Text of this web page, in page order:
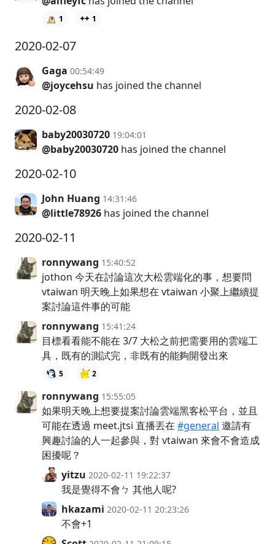
1 1
2020-02-07
Gaga 00:54:49
@joycehsu has joined the channel
2020-02-08
baby20030720 19:04:01
@baby20030720 has joined the channel
2020-02-10
John Huang 14:31:46
@little78926 has joined the channel
2020-02-11
ronnywang 15:40:52
jothon 今天在討論這次大松雲端化的事，想要問
vtaiwan 明天晚上如果想在 vtaiwan 小聚上繼續提
案討論這件事的可能
ronnywang 15:41:24
目標看看能不能在 3/7 大松之前把需要用的雲端工
具，既有的測試完，非既有的能夠開發出來
5 2
ronnywang 15:55:05
如果明天晚上想要提案討論雲端黑客松平台，並且
可能在透過 meet.jtsi 直播丟在 #general 邀請有
興趣討論的人一起參與，對 vtaiwan 來會不會造成
困擾呢？
yitzu 2020-02-11 19:22:37
我是覺得不會ㄅ 其他人呢?
hkazami 2020-02-11 20:23:26
不會+1